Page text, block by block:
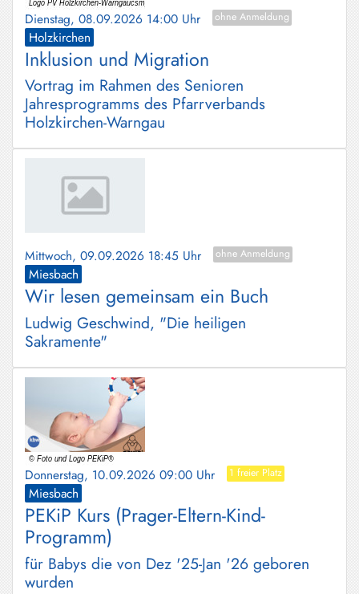
Dienstag, 08.09.2026 14:00 Uhr ohne Anmeldung
Holzkirchen
Inklusion und Migration
Vortrag im Rahmen des Senioren
Jahresprogramms des Pfarrverbands
Holzkirchen-Warngau
Mittwoch, 09.09.2026 18:45 Uhr ohne Anmeldung
Miesbach
Wir lesen gemeinsam ein Buch
Ludwig Geschwind, "Die heiligen
Sakramente"
Donnerstag, 10.09.2026 09:00 Uhr 1 freier Platz
Miesbach
PEKiP Kurs (Prager-Eltern-Kind-
Programm)
für Babys die von Dez '25-Jan '26 geboren
wurden